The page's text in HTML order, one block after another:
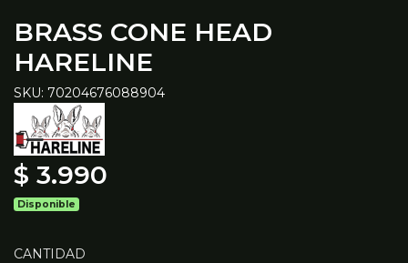
BRASS CONE HEAD
HARELINE
SKU: 70204676088904
$ 3.990
Disponible
CANTIDAD